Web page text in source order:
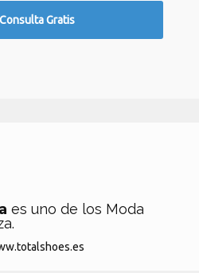
es uno de los Moda